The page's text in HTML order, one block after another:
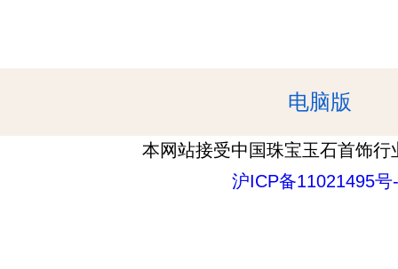
电脑版
本网站接受中国珠宝玉石首饰行
沪ICP备11021495号